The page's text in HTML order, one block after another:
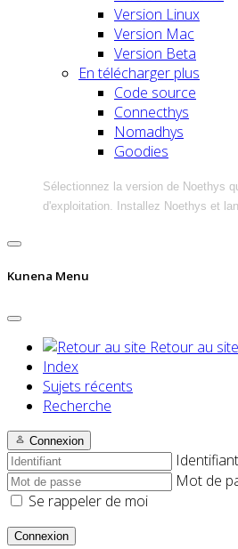
Version Linux
Version Mac
Version Beta
En télécharger plus
Code source
Connecthys
Nomadhys
Goodies
Sélectionnez la version de Noethys
d'exploitation. Installez Noethys et
Kunena Menu
Retour au site
Index
Sujets récents
Recherche
Connexion
Identifiant
Mot de
Se rappeler de moi
Connexion